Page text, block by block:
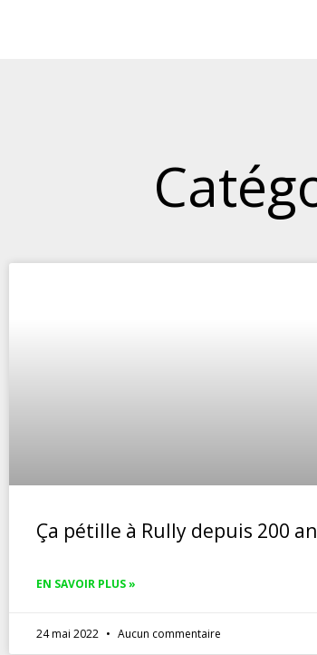
Ça pétille à Rully depuis 200
EN SAVOIR PLUS »
24 mai 2022 Aucun commentaire